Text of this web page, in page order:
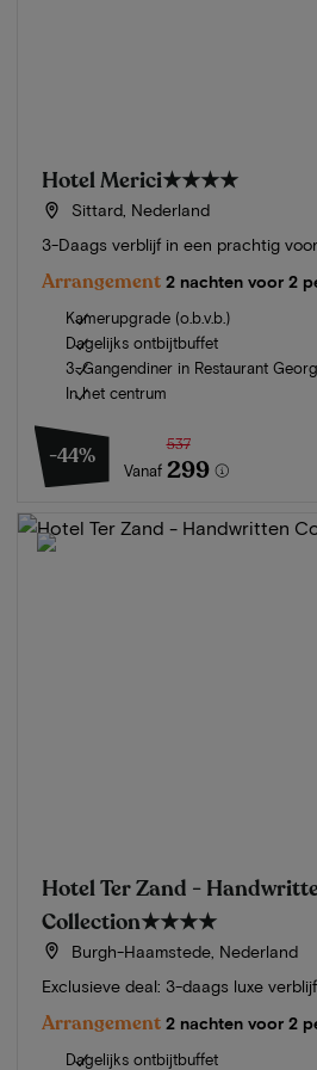
Hotel Merici★★★★
Sittard, Nederland
3-Daags verblijf in een prachtig
Arrangement 2 nachten voor 2
Kamerupgrade (o.b.v.b.)
Dagelijks ontbijtbuffet
3-Gangendiner in Restaurant
In het centrum
-44%
Vanaf
537
299
Hotel Ter Zand -
Collection★★★★
Burgh-Haamstede, Nederland
Exclusieve deal: 3-daags luxe
Arrangement 2 nachten voor 2
Dagelijks ontbijtbuffet